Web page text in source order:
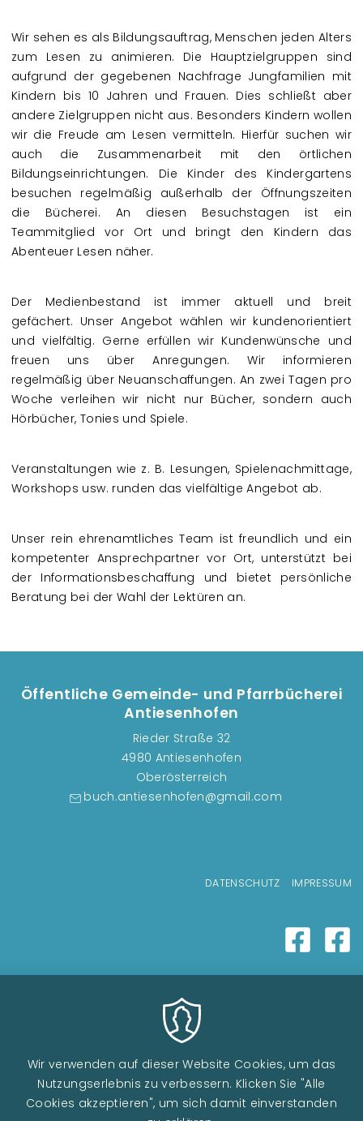
Wir sehen es als Bildungsauftrag, Menschen jeden Alters
zum Lesen zu animieren. Die Hauptzielgruppen sind
aufgrund der gegebenen Nachfrage Jungfamilien mit
Kindern bis 10 Jahren und Frauen. Dies schließt aber
andere Zielgruppen nicht aus. Besonders Kindern wollen
wir die Freude am Lesen vermitteln. Hierfür suchen wir
auch die Zusammenarbeit mit den örtlichen
Bildungseinrichtungen. Die Kinder des Kindergartens
besuchen regelmäßig außerhalb der Öffnungszeiten
die Bücherei. An diesen Besuchstagen ist ein
Teammitglied vor Ort und bringt den Kindern das
Abenteuer Lesen näher.
Der Medienbestand ist immer aktuell und breit
gefächert. Unser Angebot wählen wir kundenorientiert
und vielfältig. Gerne erfüllen wir Kundenwünsche und
freuen uns über Anregungen. Wir informieren
regelmäßig über Neuanschaffungen. An zwei Tagen pro
Woche verleihen wir nicht nur Bücher, sondern auch
Hörbücher, Tonies und Spiele.
Veranstaltungen wie z. B. Lesungen, Spielenachmittage,
Workshops usw. runden das vielfältige Angebot ab.
Unser rein ehrenamtliches Team ist freundlich und ein
kompetenter Ansprechpartner vor Ort, unterstützt bei
der Informationsbeschaffung und bietet persönliche
Beratung bei der Wahl der Lektüren an.
Öffentliche Gemeinde- und Pfarrbücherei
Antiesenhofen
Rieder Straße 32
4980 Antiesenhofen
Oberösterreich
buch.antiesenhofen@gmail.com
DATENSCHUTZ IMPRESSUM
Wir verwenden auf dieser Website Cookies, um das
Nutzungserlebnis zu verbessern. Klicken Sie "Alle
Cookies akzeptieren", um sich damit einverstanden